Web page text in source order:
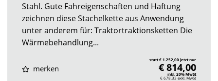
Stahl. Gute Fahreigenschaften und Haftung
zeichnen diese Stachelkette aus Anwendung
unter anderem für: Traktortraktionsketten Die
Wärmebehandlung...
merken
statt € 1.252,00 jetzt nur
€ 814,00
inkl. 20% MwSt
€ 678,33 exkl. MwSt